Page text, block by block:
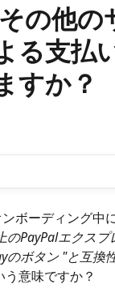
の他の
る支払
すか？
ボーディング中
のPayPalエクス
のボタン "と互換
意味ですか？